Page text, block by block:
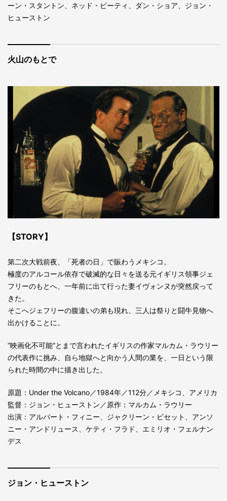
ーン・スタントン、ネッド・ビーティ、ダン・ショア、ジョン・
ヒューストン
火山のもとで
【STORY】
第二次大戦前夜、「死者の日」で賑わうメキシコ。
極度のアルコール依存で破滅的な日々を送る元イギリス領事ジェ
フリーのもとへ、一年前に出て行った妻イヴォンヌが突然戻って
きた。
そこへジェフリーの腹違いの弟も現れ、三人は祭りと闘牛見物へ
出かけることに。
“映画化不可能”とまで言われたイギリスの作家マルカム・ラウリー
の代表作に挑み、自ら地獄へと向かう人間の業を、一日という限
られた時間の中に描き出した。
原題：Under the Volcano／1984年／112分／メキシコ、アメリカ
監督：ジョン・ヒューストン／原作：マルカム・ラウリー
出演：アルバート・フィニー、ジャクリーン・ビセット、アンソ
ニー・アンドリュース、ケティ・フラド、エミリオ・フェルナン
デス
ジョン・ヒューストン